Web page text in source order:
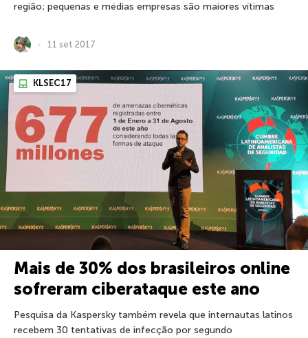
região; pequenas e médias empresas são maiores vítimas
11 set 2017
KLSEC17
Mais de 30% dos brasileiros online
sofreram ciberataque este ano
Pesquisa da Kaspersky também revela que internautas latinos
recebem 30 tentativas de infecção por segundo